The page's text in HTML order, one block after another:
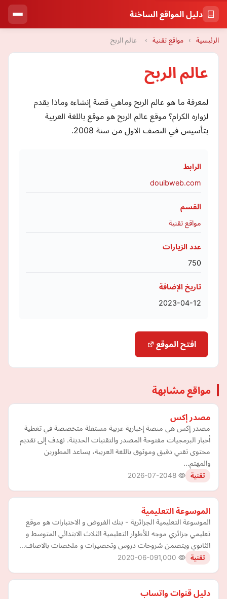
دليل المواقع الساخنة
الرئيسية › مواقع تقنية › عالم الربح
عالم الربح
لمعرفة ما هو عالم الربح وماهي قصة إنشاءه وماذا يقدم
لزواره الكرام؟ موقع عالم الربح هو موقع باللغة العربية
بتأسيس في النصف الاول من سنة 2008.
الرابط
douibweb.com
القسم
مواقع تقنية
عدد الزيارات
750
تاريخ الإضافة
2023-04-12
افتح الموقع
مواقع مشابهة
مصدر إكس
مصدر إكس هي منصة إخبارية عربية مستقلة متخصصة في تغطية
أخبار البرمجيات مفتوحة المصدر والتقنيات الحديثة. نهدف إلى تقديم
محتوى تقني دقيق وموثوق باللغة العربية، يساعد المطورين
والمهتم…
تقنية 2026-07-20
الموسوعة التعليمية
الموسوعة التعليمية الجزائرية - بنك الفروض و الاختبارات هو موقع
تعليمي جزائري موجه للأطوار التعليمية الثلاث الابتدائي المتوسط و
الثانوي ويتضمن شروحات دروس وتحضيرات و ملخصات بالاضاف…
تقنية 2020-06-09
دليل قنوات واتساب